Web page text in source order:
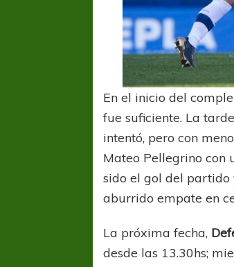
En el inicio del
fue suficiente. La
intentó, pero con
Mateo Pellegrino con
sido el gol del partido
aburrido empate en
La próxima fecha,
desde las 13.30hs;
COPA SUDAMERICANA TIGRE
A pesar de la derrota Tigre avanzó a
Octavos de Final